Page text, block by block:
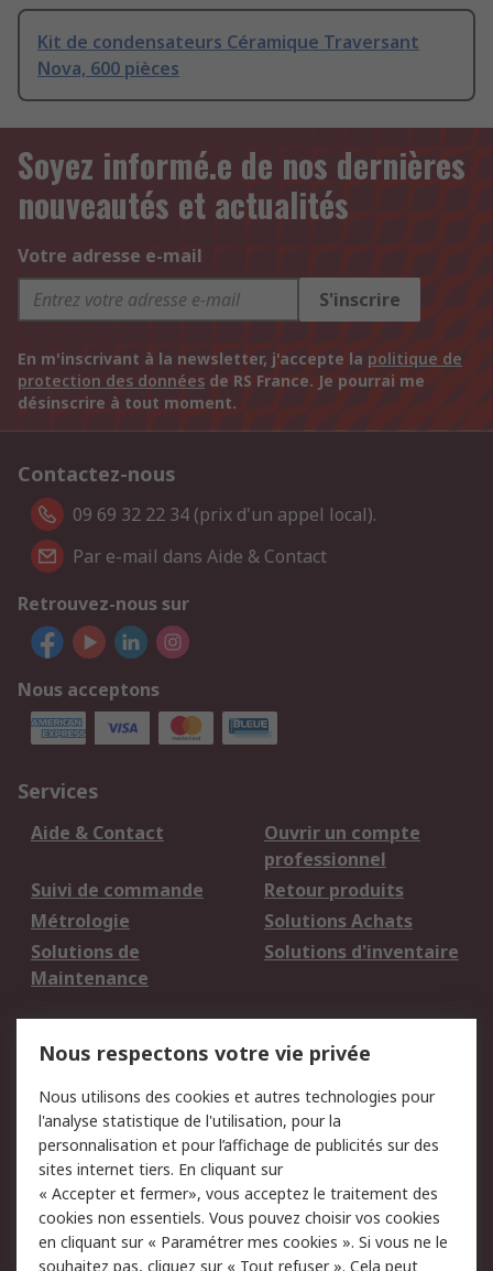
Kit de condensateurs Céramique Traversant
Nova, 600 pièces
Soyez informé.e de nos dernières
nouveautés et actualités
Votre adresse e-mail
S'inscrire
En m'inscrivant à la newsletter, j'accepte la politique de
protection des données de RS France. Je pourrai me
désinscrire à tout moment.
Contactez-nous
09 69 32 22 34 (prix d'un appel local).
Par e-mail dans Aide & Contact
Retrouvez-nous sur
Nous acceptons
Services
Aide & Contact
Ouvrir un compte
professionnel
Suivi de commande
Retour produits
Métrologie
Solutions Achats
Solutions de
Maintenance
Solutions d'inventaire
du site
Politique de protection
des données - Mise à
jour
Sécurité des E-mails
Conditions générales
de vente
Politique anti-
corruption
Nous respectons votre vie privée
Nous utilisons des cookies et autres technologies pour
l'analyse statistique de l'utilisation, pour la
personnalisation et pour l’affichage de publicités sur des
sites internet tiers. En cliquant sur
« Accepter et fermer», vous acceptez le traitement des
cookies non essentiels. Vous pouvez choisir vos cookies
en cliquant sur « Paramétrer mes cookies ». Si vous ne le
souhaitez pas, cliquez sur « Tout refuser ». Cela peut